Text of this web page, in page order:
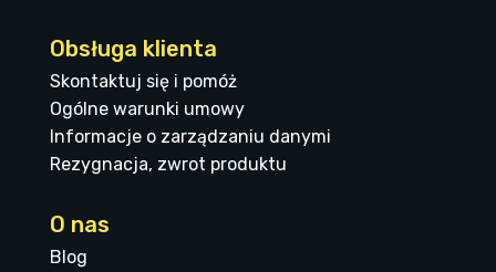
Obsługa klienta
Skontaktuj się i pomóż
Ogólne warunki umowy
Informacje o zarządzaniu danymi
Rezygnacja, zwrot produktu
O nas
Blog